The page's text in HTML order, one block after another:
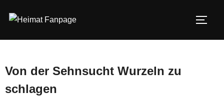
Inhalt
Von der Sehnsucht Wurzeln zu
schlagen